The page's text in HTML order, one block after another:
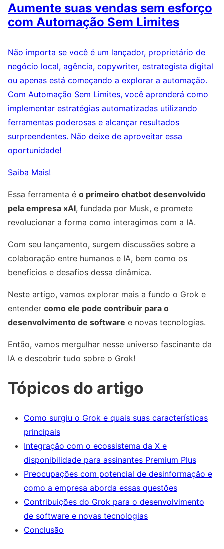
Aumente suas vendas sem esforço
com Automação Sem Limites
Não importa se você é um lançador, proprietário de
negócio local, agência, copywriter, estrategista digital
ou apenas está começando a explorar a automação.
Com Automação Sem Limites, você aprenderá como
implementar estratégias automatizadas utilizando
ferramentas poderosas e alcançar resultados
surpreendentes. Não deixe de aproveitar essa
oportunidade!
Saiba Mais!
Essa ferramenta é o primeiro chatbot desenvolvido
pela empresa xAI, fundada por Musk, e promete
revolucionar a forma como interagimos com a IA.
Com seu lançamento, surgem discussões sobre a
colaboração entre humanos e IA, bem como os
benefícios e desafios dessa dinâmica.
Neste artigo, vamos explorar mais a fundo o Grok e
entender como ele pode contribuir para o
desenvolvimento de software e novas tecnologias.
Então, vamos mergulhar nesse universo fascinante da
IA e descobrir tudo sobre o Grok!
Tópicos do artigo
Como surgiu o Grok e quais suas características
principais
Integração com o ecossistema da X e
disponibilidade para assinantes Premium Plus
Preocupações com potencial de desinformação e
como a empresa aborda essas questões
Contribuições do Grok para o desenvolvimento
de software e novas tecnologias
Conclusão